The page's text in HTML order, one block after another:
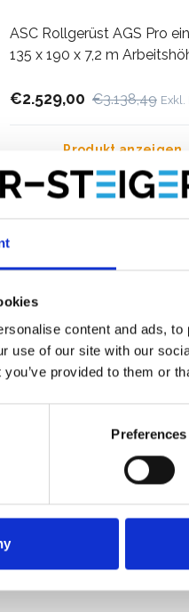
content and ads,
use of our site with our
provided to them or
Preferences
ASC Rollgerüst AGS Pro
135 x 190 x 7,2 m
€2.529,00 €3.138,49 Exkl.
Produkt anzeigen